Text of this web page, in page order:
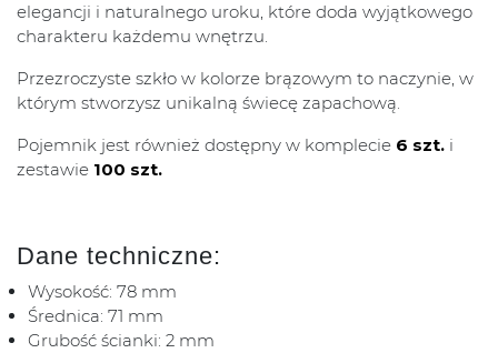
elegancji i naturalnego uroku, które doda wyjątkowego
charakteru każdemu wnętrzu.
Przezroczyste szkło w kolorze brązowym to naczynie, w
którym stworzysz unikalną świecę zapachową.
Pojemnik jest również dostępny w komplecie 6 szt. i
zestawie 100 szt.
Dane techniczne:
Wysokość: 78 mm
Średnica: 71 mm
Grubość ścianki: 2 mm